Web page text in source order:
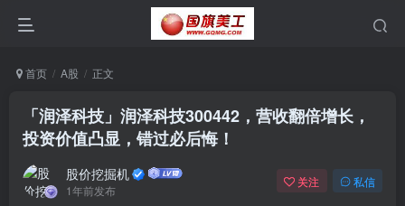
首页 A股 正文
「润泽科技」润泽科技300442，营收翻倍增长，
投资价值凸显，错过必后悔！
股价挖掘机
1年前发布
关注 私信